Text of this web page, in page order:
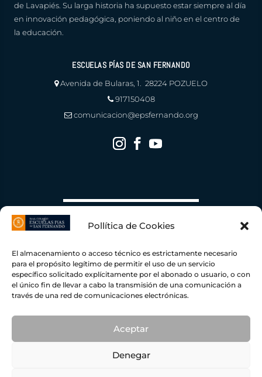
Pollítica de Cookies
El almacenamiento o acceso técnico es estrictamente necesario
para el propósito legítimo de permitir el uso de un servicio
específico solicitado explícitamente por el abonado o usuario, o con
el único fin de llevar a cabo la transmisión de una comunicación a
través de una red de comunicaciones electrónicas.
Aceptar
Denegar
de Lavapiés. Su larga historia ha supuesto estar siempre al día
en innovación pedagógica, poniendo al niño en el centro de
la educación.
ESCUELAS PÍAS DE SAN FERNANDO
Avenida de Bularas, 1. 28224 POZUELO
917150408
comunicacion@epsfernando.org
Escuelas Pías de San Fernando ha recibido una ayuda de la Unión Europea con cargo al
excedente109,45KWP con una inversión total de78.919,00 €y una ayuda concedida por
almacenamiento, con fuentes de energía renovable, así como la implantación de sistemas